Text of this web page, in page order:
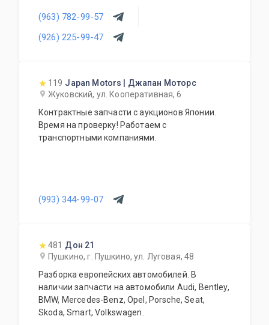
(963) 782-99-57
(926) 225-99-47
119 Japan Motors | Джапан Моторс
Жуковский, ул. Кооперативная, 6
Контрактные запчасти с аукционов Японии.
Время на проверку! Работаем с
транспортными компаниями.
(993) 344-99-07
481 Дон 21
Пушкино, г. Пушкино, ул. Луговая, 48
Разборка европейских автомобилей. В
наличии запчасти на автомобили Audi, Bentley,
BMW, Mercedes-Benz, Opel, Porsche, Seat,
Skoda, Smart, Volkswagen.